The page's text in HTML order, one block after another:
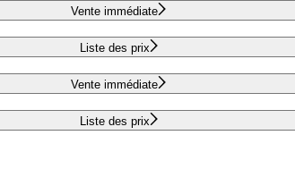
Vente immédiate
Liste des prix
Vente immédiate
Liste des prix